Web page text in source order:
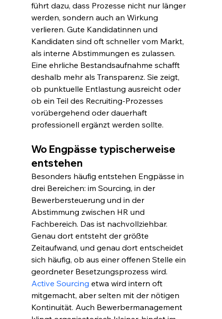
führt dazu, dass Prozesse nicht nur länger
werden, sondern auch an Wirkung
verlieren. Gute Kandidatinnen und
Kandidaten sind oft schneller vom Markt,
als interne Abstimmungen es zulassen.
Eine ehrliche Bestandsaufnahme schafft
deshalb mehr als Transparenz. Sie zeigt,
ob punktuelle Entlastung ausreicht oder
ob ein Teil des Recruiting-Prozesses
vorübergehend oder dauerhaft
professionell ergänzt werden sollte.
Wo Engpässe typischerweise
entstehen
Besonders häufig entstehen Engpässe in
drei Bereichen: im Sourcing, in der
Bewerbersteuerung und in der
Abstimmung zwischen HR und
Fachbereich. Das ist nachvollziehbar.
Genau dort entsteht der größte
Zeitaufwand, und genau dort entscheidet
sich häufig, ob aus einer offenen Stelle ein
geordneter Besetzungsprozess wird.
Active Sourcing etwa wird intern oft
mitgemacht, aber selten mit der nötigen
Kontinuität. Auch Bewerbermanagement